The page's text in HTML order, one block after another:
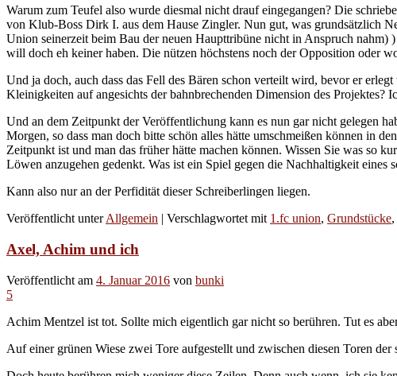
Warum zum Teufel also wurde diesmal nicht drauf eingegangen? Die
von Klub-Boss Dirk I. aus dem Hause Zingler. Nun gut, was grundsätzlich
Union seinerzeit beim Bau der neuen Haupttribüne nicht in Anspruch
will doch eh keiner haben. Die nützen höchstens noch der Opposition oder
Und ja doch, auch dass das Fell des Bären schon verteilt wird, bevor er
Kleinigkeiten auf angesichts der bahnbrechenden Dimension des Projektes?
Und an dem Zeitpunkt der Veröffentlichung kann es nun gar nicht gelegen
Morgen, so dass man doch bitte schön alles hätte umschmeißen können in
Zeitpunkt ist und man das früher hätte machen können. Wissen Sie was so
Löwen anzugehen gedenkt. Was ist ein Spiel gegen die Nachhaltigkeit
Kann also nur an der Perfidität dieser Schreiberlingen liegen.
Veröffentlicht unter Allgemein | Verschlagwortet mit 1.fc union, Grundstücke,
Axel, Achim und ich
Veröffentlicht am 4. Januar 2016 von bunki
5
Achim Mentzel ist tot. Sollte mich eigentlich gar nicht so berühren. Tut es
Auf einer grünen Wiese zwei Tore aufgestellt und zwischen diesen Toren